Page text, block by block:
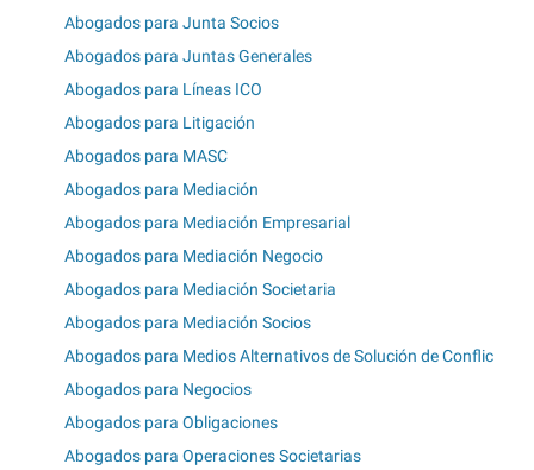
Abogados para Junta Socios
Abogados para Juntas Generales
Abogados para Líneas ICO
Abogados para Litigación
Abogados para MASC
Abogados para Mediación
Abogados para Mediación Empresarial
Abogados para Mediación Negocio
Abogados para Mediación Societaria
Abogados para Mediación Socios
Abogados para Medios Alternativos de Solución de Conflic
Abogados para Negocios
Abogados para Obligaciones
Abogados para Operaciones Societarias